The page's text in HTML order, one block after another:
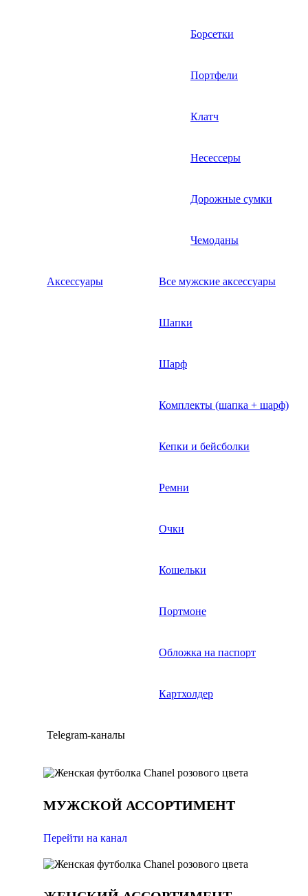
Борсетки
Портфели
Клатч
Несессеры
Дорожные сумки
Чемоданы
Аксессуары Все мужские аксессуары
Шапки
Шарф
Комплекты (шапка + шарф)
Кепки и бейсболки
Ремни
Очки
Кошельки
Портмоне
Обложка на паспорт
Картхолдер
Telegram-каналы
МУЖСКОЙ АССОРТИМЕНТ
Перейти на канал